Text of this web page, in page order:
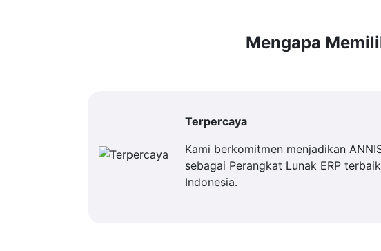
Mengapa
Terpercaya
Kami berkomitmen menjadikan
sebagai Perangkat Lunak ERP
Indonesia.